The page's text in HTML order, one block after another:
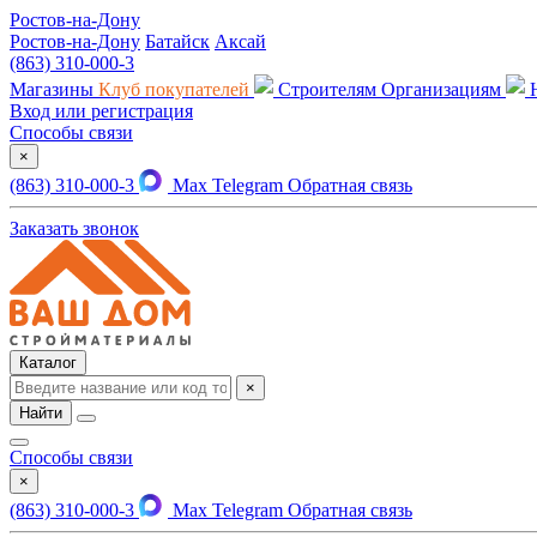
Ростов-на-Дону
Ростов-на-Дону Батайск Аксай
(863) 310-000-3
Магазины Клуб покупателей Строителям Организациям
Вход или регистрация
Способы связи
×
(863) 310-000-3 Max Telegram Обратная связь
Заказать звонок
Каталог
×
Найти
Способы связи
×
(863) 310-000-3 Max Telegram Обратная связь